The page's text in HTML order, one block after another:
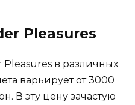
Pleasures
в различных
варьирует от 3000
В эту цену зачастую